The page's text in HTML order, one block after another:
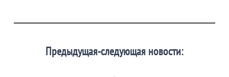
Предыдущая-следующая новости: